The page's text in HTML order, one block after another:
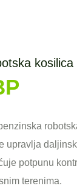
kosilica
upravlja
potpunu
terenima.